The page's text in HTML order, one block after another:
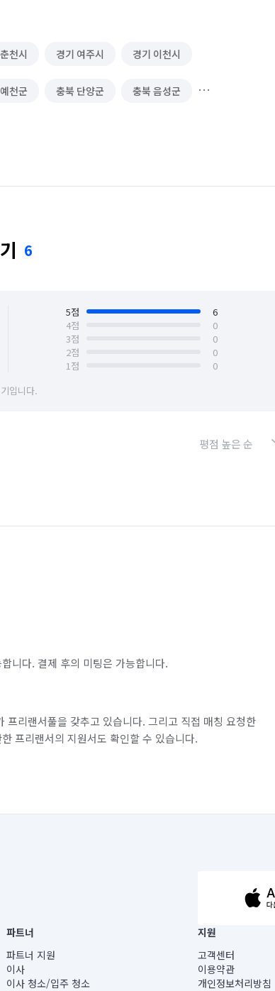
천시 경기 여주시 경기 이천시
천군 충북 단양군 충북 음성군
6
5점
6
4점
0
3점
0
2점
0
1점
0
입니다.
니다. 결제 후의 미팅은 가능합니다.
프리랜서풀을 갖추고 있습니다. 그리고 직접 매칭 요청한
프리랜서의 지원서도 확인할 수 있습니다.
3220163-14-5-00019 |
위원회 정보) |
윈트리빌딩) B동 5층
7층, 8층 미소
파트너
파트너 지원
이사
이사 청소/입주 청소
지원
고객센터
이용약관
개인정보처리방침